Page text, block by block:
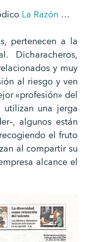
La Razón …
pertenecen a la
Dicharacheros,
y muy
al riesgo y ven
«profesión» del
una jerga
algunos están
el fruto
al compartir su
alcance el